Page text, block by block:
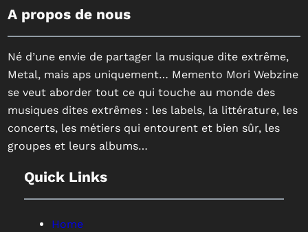
A propos de nous
Né d’une envie de partager la musique dite extrême,
Metal, mais aps uniquement… Memento Mori Webzine
se veut aborder tout ce qui touche au monde des
musiques dites extrêmes : les labels, la littérature, les
concerts, les métiers qui entourent et bien sûr, les
groupes et leurs albums…
Quick Links
Home